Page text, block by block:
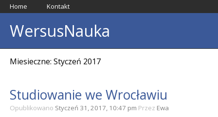
Home Kontakt
WersusNauka
Miesieczne: Styczeń 2017
Studiowanie we Wrocławiu
Opublikowano Styczeń 31, 2017, 10:47 pm Przez Ewa